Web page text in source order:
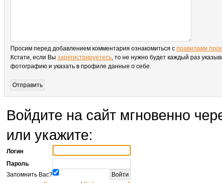
Просим перед добавлением комментария ознакомиться с правилами
Кстати, если Вы зарегистрируетесь, то не нужно будет каждый раз
фотографию и указать в профиле данные о себе.
Войдите на сайт мгновенно
или укажите:
Логин
Пароль
Запомнить Вас?